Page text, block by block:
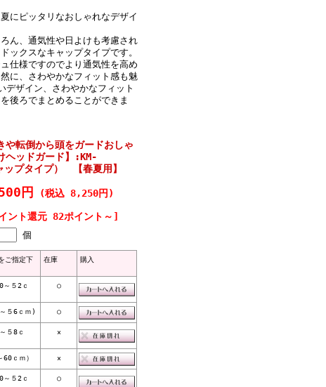
にピッタリなおしゃれなデザイ
ん、通気性や日よけも考慮され
ックスなキャップタイプです。
仕様ですのでより通気性を高め
に、さわやかなフィット感も魅
ザイン、さわやかなフィット
後ろでまとめることができま
転倒から頭をガードおしゃ
ヘッドガード】:KM-
ップタイプ） 【春夏用】
円 (税込 8,250円)
ント還元 82ポイント～]
個
ご指定下
在庫 購入
～５2ｃ
○
５6ｃｍ) ○
５8ｃ
×
ｃｍ） ×
～５2ｃ
○